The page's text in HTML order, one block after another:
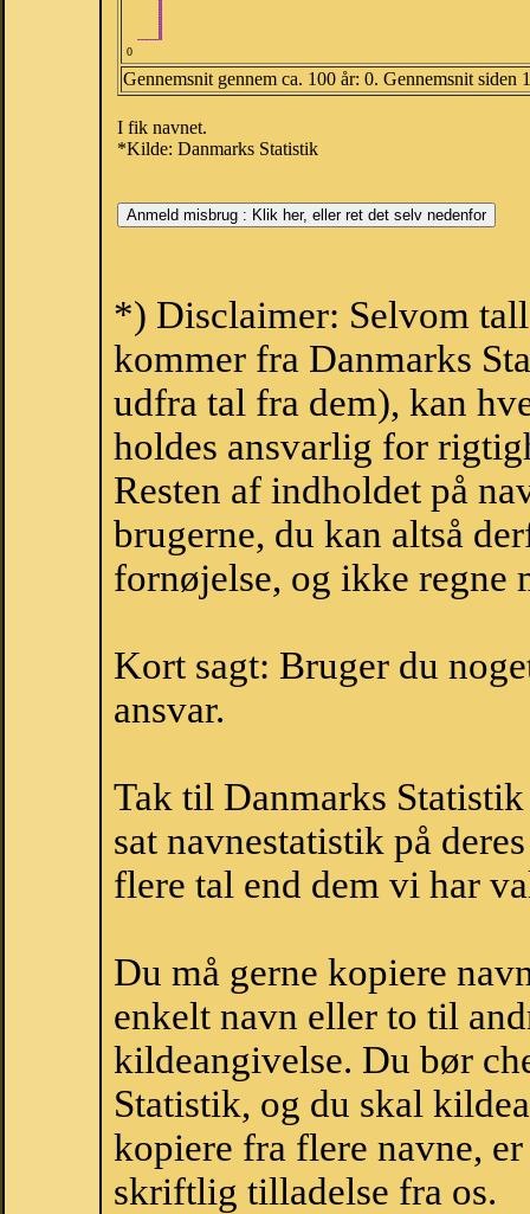
0
Gennemsnit gennem ca. 100 år: 0. Gennemsnit siden
I fik navnet.
*Kilde: Danmarks Statistik
*) Disclaimer: Selvom
kommer fra Danmarks
udfra tal fra dem), kan
holdes ansvarlig for
Resten af indholdet på
brugerne, du kan altså
fornøjelse, og ikke regne
Kort sagt: Bruger du
ansvar.
Tak til Danmarks
sat navnestatistik på
flere tal end dem vi har
Du må gerne kopiere
enkelt navn eller to til
kildeangivelse. Du bør
Statistik, og du skal
kopiere fra flere navne,
skriftlig tilladelse fra os.